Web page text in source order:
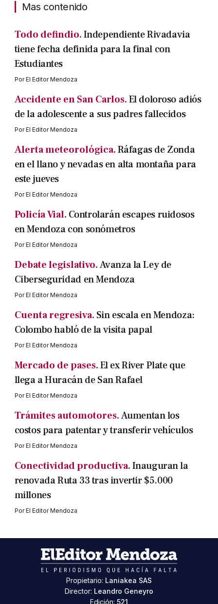
Mas contenido
Todo defindio.Independiente Rivadavia
tiene fecha definida para la final con
Estudiantes
PorEl Editor Mendoza
Accidente en San Carlos.El doloroso adiós
de la adolescente a sus padres fallecidos
PorEl Editor Mendoza
Alerta meteorológica.Ráfagas de Zonda
en el llano y nevadas en alta montaña para
este jueves
PorEl Editor Mendoza
Policía Vial. Controlarán escapes ruidosos
en Mendoza con sonómetros
PorEl Editor Mendoza
Debate legislativo.Avanza la Ley de
Ciberseguridad en Mendoza
PorEl Editor Mendoza
Cuenta regresiva. Sin escala en Mendoza:
Colombo habló de la visita papal
PorEl Editor Mendoza
Mercado de pases.El ex River Plate que
llega a Huracán de San Rafael
PorEl Editor Mendoza
Trámites automotores.Aumentan los
costos para patentar y transferir vehículos
PorEl Editor Mendoza
Conectividad productiva.Inauguran la
renovada Ruta 33 tras invertir $5.000
millones
PorEl Editor Mendoza
Propietario: Laniakea SAS
Director: Leandro Geneyro
Edición: 521